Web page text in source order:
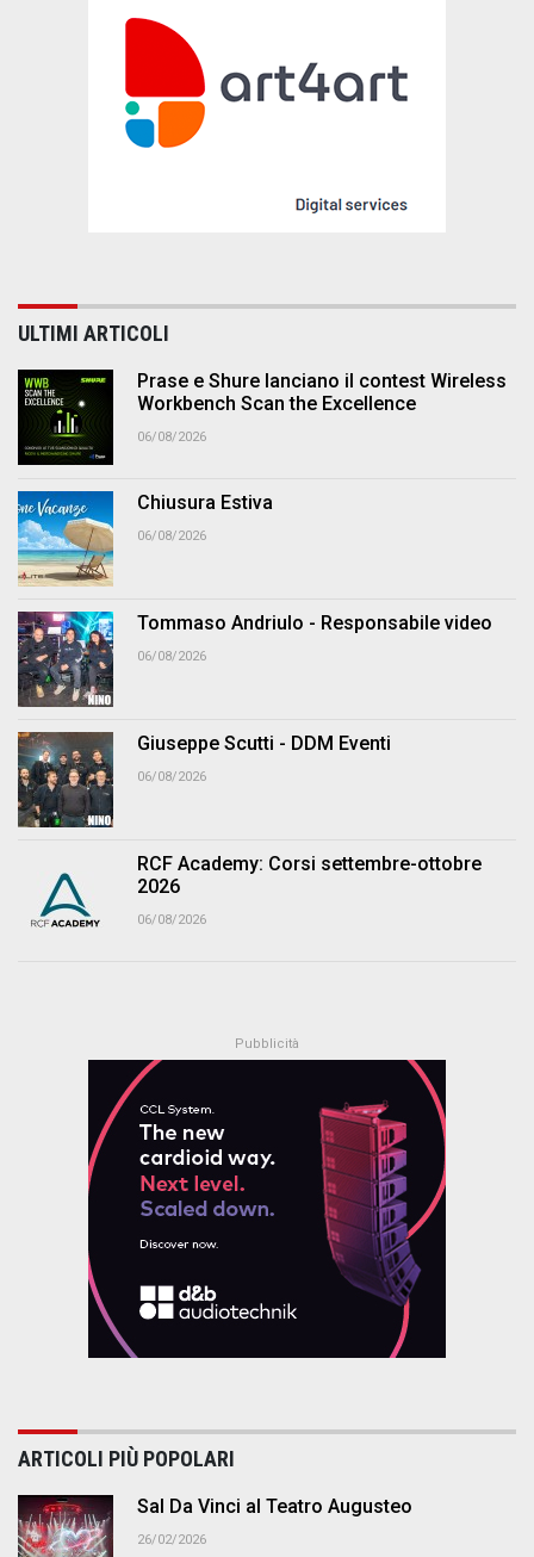
ULTIMI ARTICOLI
Prase e Shure lanciano il contest Wireless
Workbench Scan the Excellence
06/08/2026
Chiusura Estiva
06/08/2026
Tommaso Andriulo - Responsabile video
06/08/2026
Giuseppe Scutti - DDM Eventi
06/08/2026
RCF Academy: Corsi settembre-ottobre
2026
06/08/2026
ARTICOLI PIÙ POPOLARI
Sal Da Vinci al Teatro Augusteo
26/02/2026